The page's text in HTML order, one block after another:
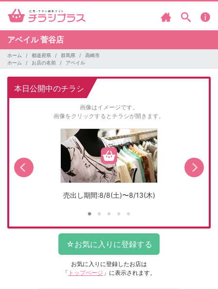
アベイル菅谷店
ホーム 都道府県 群馬県
高崎市
ホーム
お店の名前 アベイル
本日公開中のチラシ
画像はイメージです。
画像をクリックするとチラシが開きます。
売出し期間:8/8(土)〜8/13(木)
お気に入りに登録したお店は
「 トップページ 」に表示されます。